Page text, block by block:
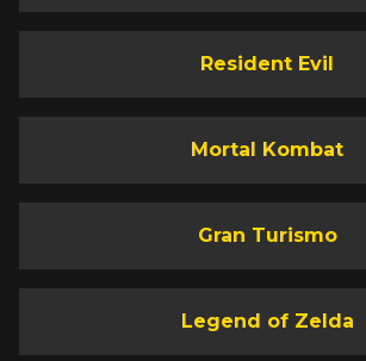
Resident Evil
Mortal Kombat
Gran Turismo
Legend of Zelda